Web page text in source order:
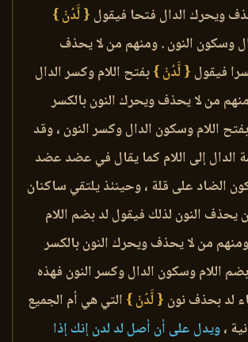
ويحرك الدال فتحا فيقول { لَّدُنْ }
وسكون النون . ومنهم من لا يحذف
فيقول { لَّدُنْ }بفتح اللام وكسر الدال
من لا يحذف ويحرك النون بالكسر
بفتح اللام وسكون الدال وكسر النون ، وقد
إلى اللام كما يقال في عضد عضد
الضاد على قلة ، وحينئذ يلتقي ساكنان
يحذف النون لذلك فيقول لد بضم اللام
من لا يحذف ويحرك النون بالكسر
بضم اللام وسكون الدال وكسر النون فهذه
لد بحذف نون { لَّدُنْ } التي هي أم الجميع
،ويدل على أن أصل لد لدن إنك إذا